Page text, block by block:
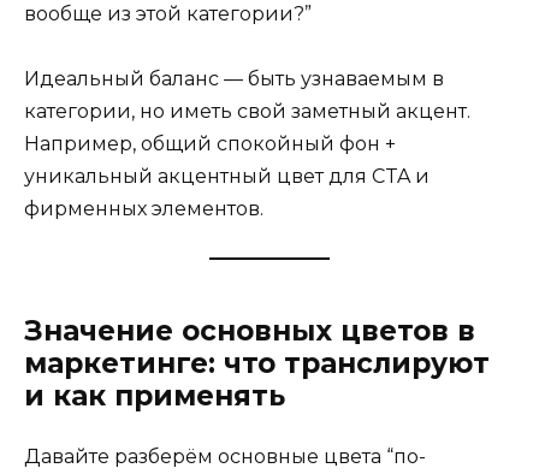
вообще из этой категории?”
Идеальный баланс — быть узнаваемым в
категории, но иметь свой заметный акцент.
Например, общий спокойный фон +
уникальный акцентный цвет для CTA и
фирменных элементов.
Значение основных цветов в
маркетинге: что транслируют
и как применять
Давайте разберём основные цвета “по-